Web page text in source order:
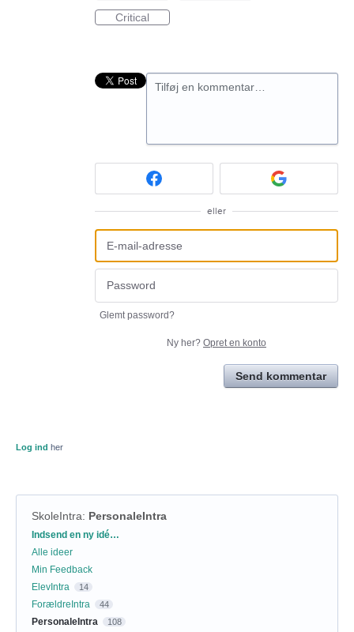
Critical
Tilføj en kommentar…
eller
Glemt password?
Ny her? Opret en konto
Send kommentar
Log ind her
SkoleIntra: PersonaleIntra
Kategorier
Indsend en ny idé…
Alle ideer
Min Feedback
ElevIntra
14
ForældreIntra 44
PersonaleIntra 108